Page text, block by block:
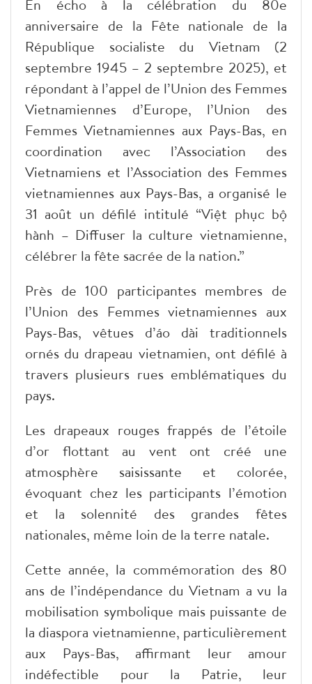
En écho à la célébration du 80e
anniversaire de la Fête nationale de la
République socialiste du Vietnam (2
septembre 1945 – 2 septembre 2025), et
répondant à l’appel de l’Union des Femmes
Vietnamiennes d’Europe, l’Union des
Femmes Vietnamiennes aux Pays-Bas, en
coordination avec l’Association des
Vietnamiens et l’Association des Femmes
vietnamiennes aux Pays-Bas, a organisé le
31 août un défilé intitulé “Việt phục bộ
hành – Diffuser la culture vietnamienne,
célébrer la fête sacrée de la nation.”
Près de 100 participantes membres de
l’Union des Femmes vietnamiennes aux
Pays-Bas, vêtues d’áo dài traditionnels
ornés du drapeau vietnamien, ont défilé à
travers plusieurs rues emblématiques du
pays.
Les drapeaux rouges frappés de l’étoile
d’or flottant au vent ont créé une
atmosphère saisissante et colorée,
évoquant chez les participants l’émotion
et la solennité des grandes fêtes
nationales, même loin de la terre natale.
Cette année, la commémoration des 80
ans de l’indépendance du Vietnam a vu la
mobilisation symbolique mais puissante de
la diaspora vietnamienne, particulièrement
aux Pays-Bas, affirmant leur amour
indéfectible pour la Patrie, leur